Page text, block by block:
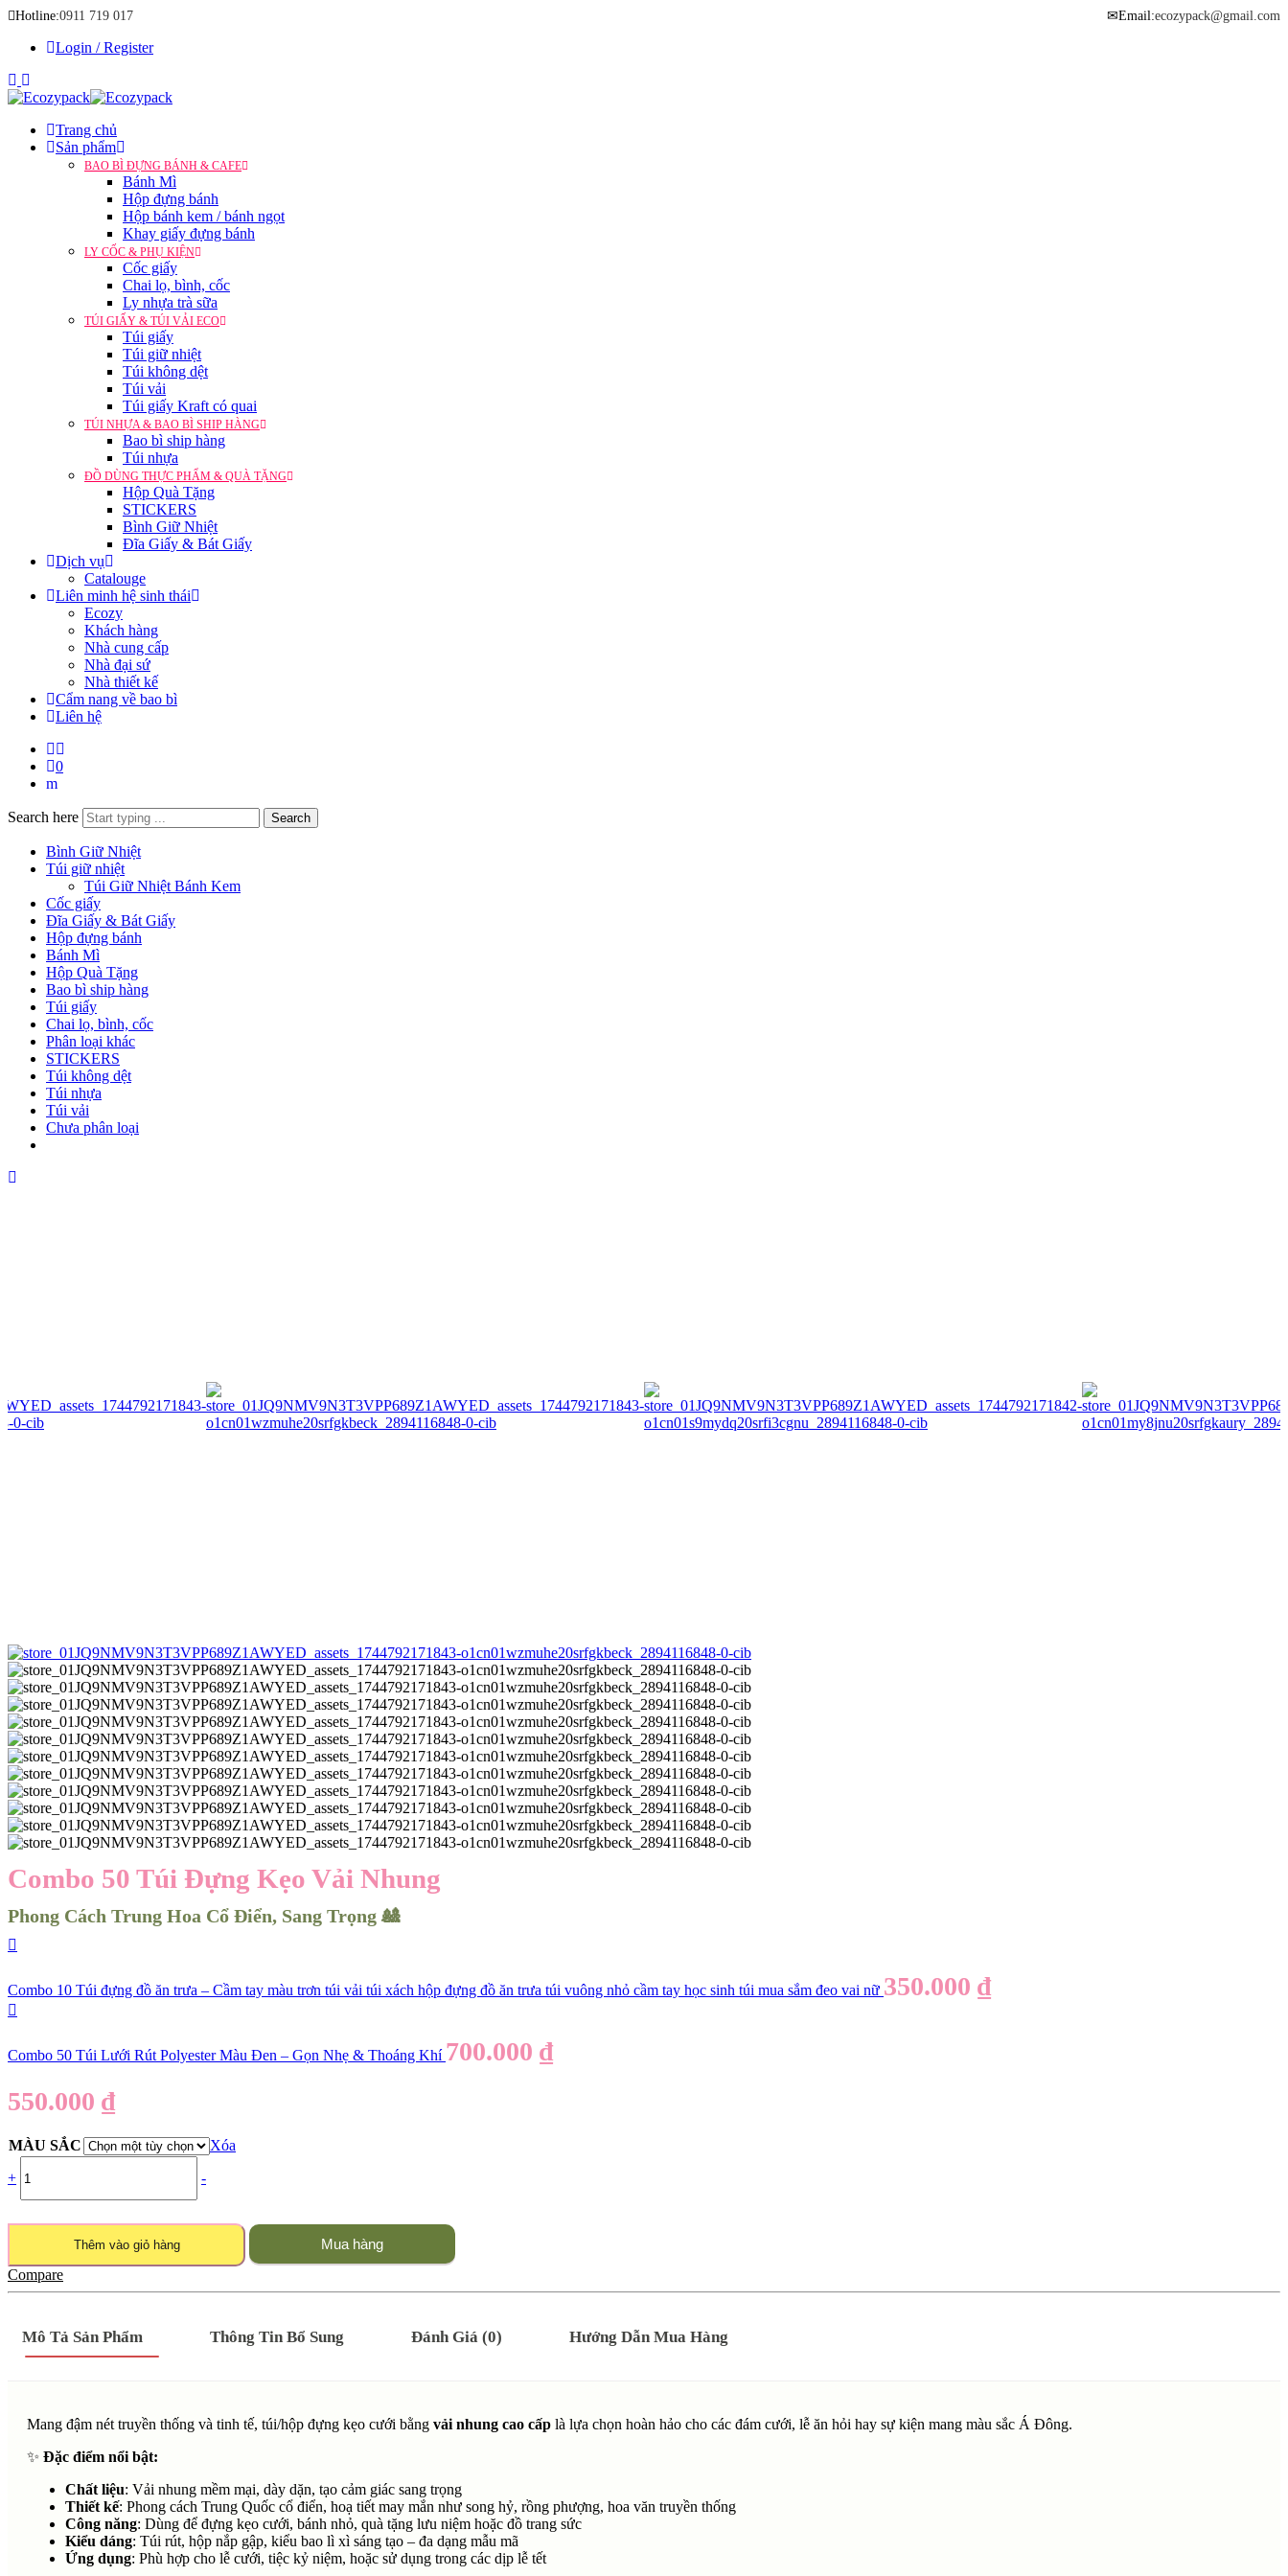
Hotline:0911 719 017 ✉Email:ecozypack@gmail.com
Login / Register
Trang chủ
Sản phẩm
BAO BÌ ĐỰNG BÁNH & CAFE
Bánh Mì
Hộp đựng bánh
Hộp bánh kem / bánh ngọt
Khay giấy đựng bánh
LY CỐC & PHỤ KIỆN
Cốc giấy
Chai lọ, bình, cốc
Ly nhựa trà sữa
TÚI GIẤY & TÚI VẢI ECO
Túi giấy
Túi giữ nhiệt
Túi không dệt
Túi vải
Túi giấy Kraft có quai
TÚI NHỰA & BAO BÌ SHIP HÀNG
Bao bì ship hàng
Túi nhựa
ĐỒ DÙNG THỰC PHẨM & QUÀ TẶNG
Hộp Quà Tặng
STICKERS
Bình Giữ Nhiệt
Đĩa Giấy & Bát Giấy
Dịch vụ
Catalouge
Liên minh hệ sinh thái
Ecozy
Khách hàng
Nhà cung cấp
Nhà đại sứ
Nhà thiết kế
Cẩm nang về bao bì
Liên hệ
0
Search here Search
Bình Giữ Nhiệt
Túi giữ nhiệt
Túi Giữ Nhiệt Bánh Kem
Cốc giấy
Đĩa Giấy & Bát Giấy
Hộp đựng bánh
Bánh Mì
Hộp Quà Tặng
Bao bì ship hàng
Túi giấy
Chai lọ, bình, cốc
Phân loại khác
STICKERS
Túi không dệt
Túi nhựa
Túi vải
Chưa phân loại
Combo 50 Túi Đựng Kẹo Vải Nhung
Phong Cách Trung Hoa Cổ Điển, Sang Trọng 🎎
Combo 10 Túi đựng đồ ăn trưa – Cầm tay màu trơn túi vải túi xách hộp đựng đồ ăn trưa túi vuông nhỏ cầm tay học sinh túi mua sắm đeo vai nữ 350.000 ₫
Combo 50 Túi Lưới Rút Polyester Màu Đen – Gọn Nhẹ & Thoáng Khí 700.000 ₫
550.000 ₫
MÀU SẮC
Xóa
+
-
Thêm vào giỏ hàng
Mua hàng
Compare
Mô Tả Sản Phẩm Thông Tin Bổ Sung Đánh Giá (0) Hướng Dẫn Mua Hàng
Mang đậm nét truyền thống và tinh tế, túi/hộp đựng kẹo cưới bằng vải nhung cao cấp là lựa chọn hoàn hảo cho các đám cưới, lễ ăn hỏi hay sự kiện mang màu sắc Á Đông.
✨ Đặc điểm nổi bật:
Chất liệu: Vải nhung mềm mại, dày dặn, tạo cảm giác sang trọng
Thiết kế: Phong cách Trung Quốc cổ điển, hoạ tiết may mắn như song hỷ, rồng phượng, hoa văn truyền thống
Công năng: Dùng để đựng kẹo cưới, bánh nhỏ, quà tặng lưu niệm hoặc đồ trang sức
Kiểu dáng: Túi rút, hộp nắp gập, kiểu bao lì xì sáng tạo – đa dạng mẫu mã
Ứng dụng: Phù hợp cho lễ cưới, tiệc kỷ niệm, hoặc sử dụng trong các dịp lễ tết